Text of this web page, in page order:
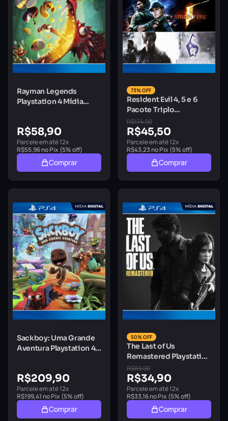
Rayman Legends
Playstation 4 Mídia
R$58,90
Parcele em até 12x
R$55,96no Pix (5% off)
Comprar
73% OFF
Resident Evil 4, 5 e 6
Pacote Triplo
Playstation 4 Mídia
Digital
R$174,90
R$45,50
Parcele em até 12x
R$43,23 no Pix (5% off)
Comprar
Sackboy: Uma Grande
Aventura Playstation 4
R$209,90
Parcele em até 12x
R$199,41 no Pix (5% off)
Comprar
50% OFF
The Last of Us
Remastered Playstation
4 Mídia Digital
R$69,90
R$34,90
Parcele em até 12x
R$33,16no Pix (5% off)
Comprar